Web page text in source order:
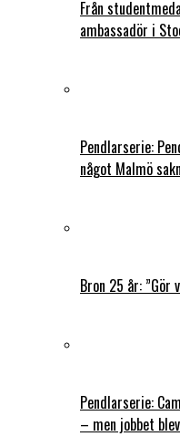
Från
ambassadör i
Pendlarserie:
något Malmö
Bron 25 år:
Pendlarserie:
– men jobbet